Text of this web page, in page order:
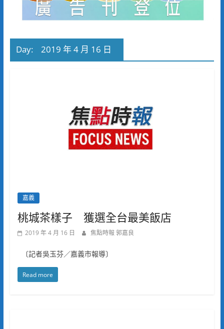
Day: 2019 年 4 月 16 日
嘉義
桃城茶樣子 獲選全台最美飯店
2019 年 4 月 16 日 焦點時報 郭嘉良
〔記者吳玉芬／嘉義市報導〕
Read more